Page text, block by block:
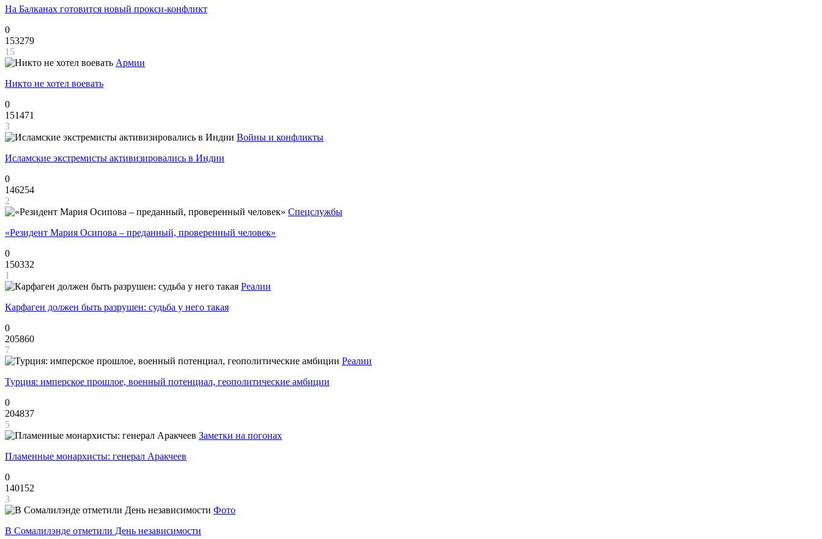
На Балканах готовится новый прокси-конфликт
0
153279
15
Армии
Никто не хотел воевать
0
151471
3
Войны и конфликты
Исламские экстремисты активизировались в Индии
0
146254
2
Спецслужбы
«Резидент Мария Осипова – преданный, проверенный человек»
0
150332
1
Реалии
Карфаген должен быть разрушен: судьба у него такая
0
205860
7
Реалии
Турция: имперское прошлое, военный потенциал, геополитические амбиции
0
204837
5
Заметки на погонах
Пламенные монархисты: генерал Аракчеев
0
140152
3
Фото
В Сомалилэнде отметили День независимости